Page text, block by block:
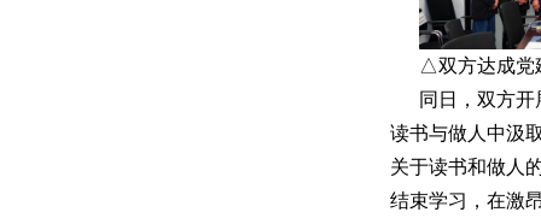
△双方达成党
同日，双方
读书与做人中汲
关于读书和做人
结束学习，在激